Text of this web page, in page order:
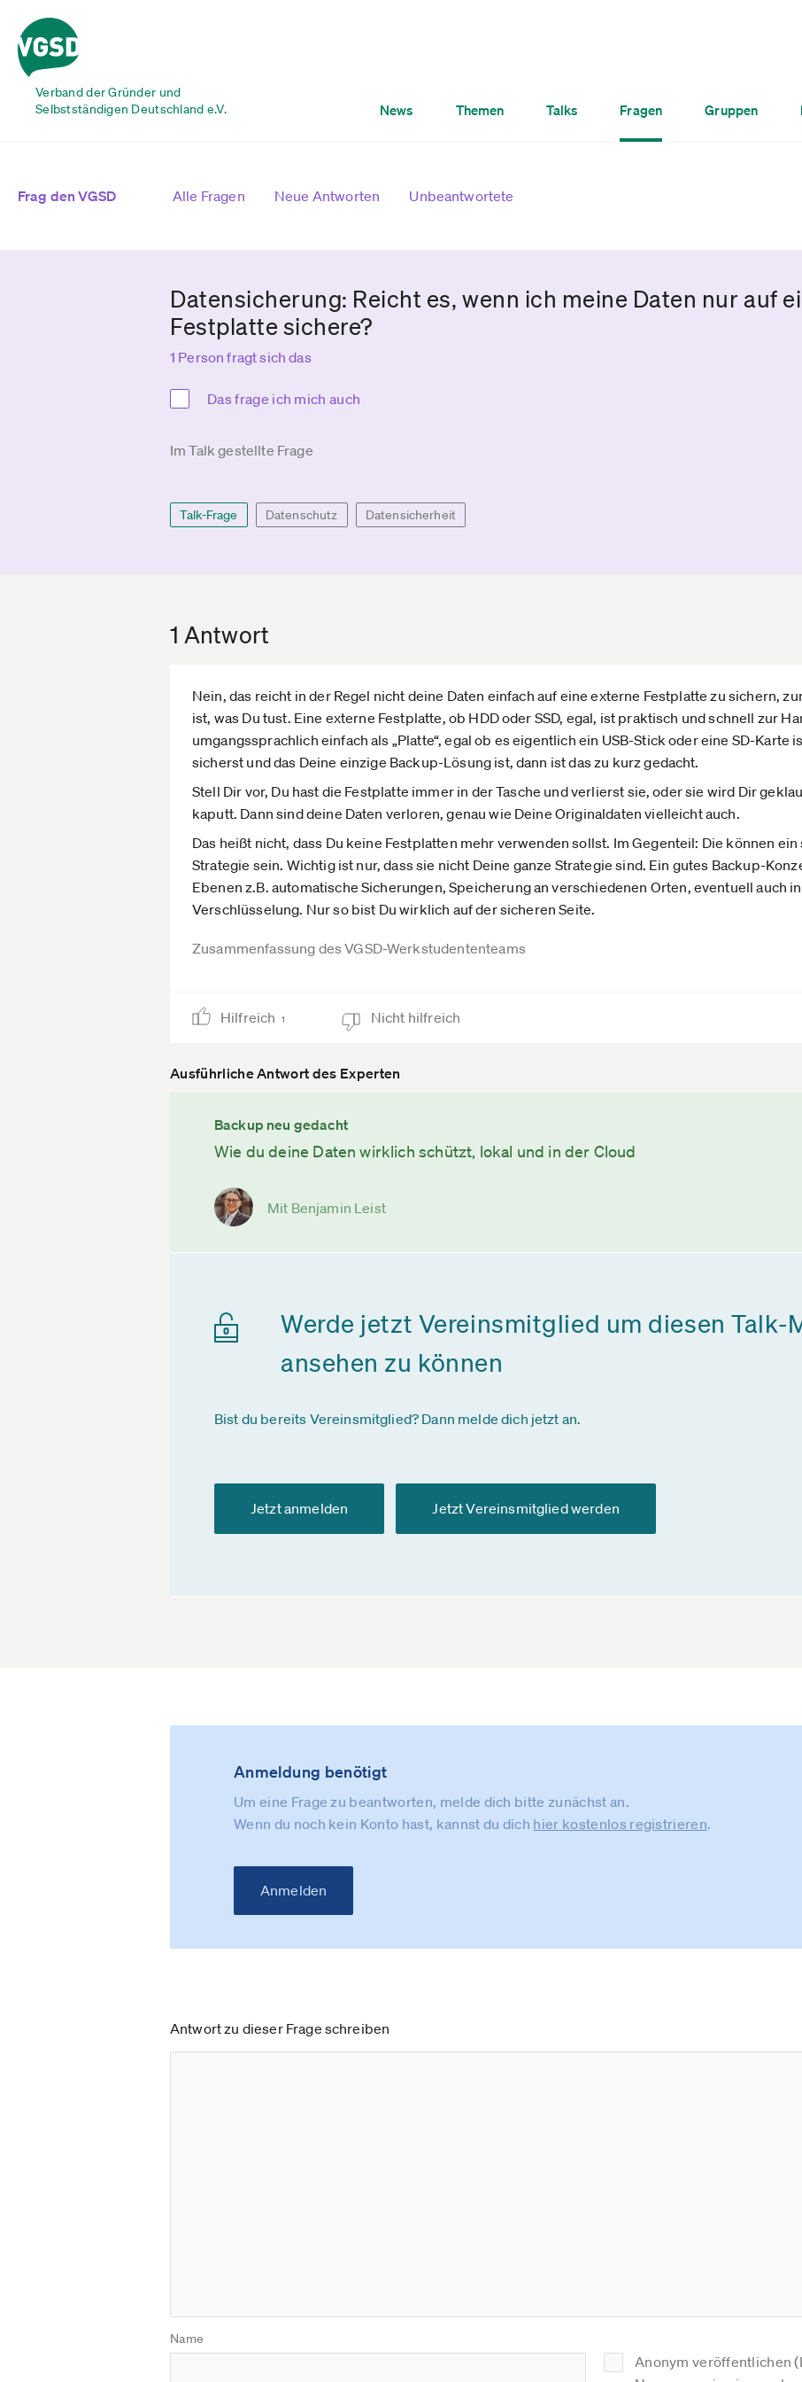
Verband der Gründer und
Selbstständigen Deutschland e.V.
News Themen Talks Fragen Gruppen
Frag den VGSD Alle Fragen Neue Antworten Unbeantwortete
Datensicherung: Reicht es, wenn ich meine Daten nur auf
Festplatte sichere?
1 Person fragt sich das
Das frage ich mich auch
Im Talk gestellte Frage
Talk-Frage Datenschutz Datensicherheit
1 Antwort
Nein, das reicht in der Regel nicht deine Daten einfach auf eine externe Festplatte zu sichern,
ist, was Du tust. Eine externe Festplatte, ob HDD oder SSD, egal, ist praktisch und schnell zur
umgangssprachlich einfach als „Platte“, egal ob es eigentlich ein USB-Stick oder eine SD-Karte
sicherst und das Deine einzige Backup-Lösung ist, dann ist das zu kurz gedacht.
Stell Dir vor, Du hast die Festplatte immer in der Tasche und verlierst sie, oder sie wird Dir
kaputt. Dann sind deine Daten verloren, genau wie Deine Originaldaten vielleicht auch.
Das heißt nicht, dass Du keine Festplatten mehr verwenden sollst. Im Gegenteil: Die können
Strategie sein. Wichtig ist nur, dass sie nicht Deine ganze Strategie sind. Ein gutes Backup-
Ebenen z.B. automatische Sicherungen, Speicherung an verschiedenen Orten, eventuell auch
Verschlüsselung. Nur so bist Du wirklich auf der sicheren Seite.
Zusammenfassung des VGSD-Werkstudententeams
Hilfreich 1 Nicht hilfreich
Ausführliche Antwort des Experten
Backup neu gedacht
Wie du deine Daten wirklich schützt, lokal und in der Cloud
Mit Benjamin Leist
Werde jetzt Vereinsmitglied um diesen
ansehen zu können
Bist du bereits Vereinsmitglied? Dann melde dich jetzt an.
Jetzt anmelden Jetzt Vereinsmitglied werden
Anmeldung benötigt
Um eine Frage zu beantworten, melde dich bitte zunächst an.
Wenn du noch kein Konto hast, kannst du dich hier kostenlos registrieren.
Anmelden
Antwort zu dieser Frage schreiben
Name
Anonym veröffentlichen